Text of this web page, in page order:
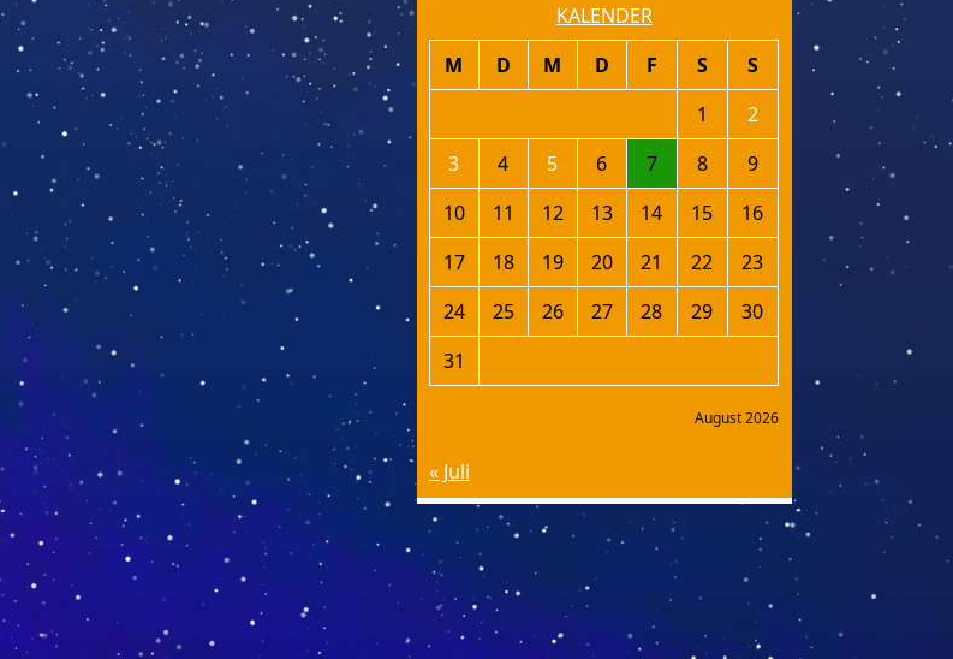
KALENDER
August 2026
M D M D F S
S
1
2
3
4 5 6 7 8
9
10
11 12 13 14 15
16
17
18 19 20 21 22
23
24
25 26 27 28 29
30
31
« Juli